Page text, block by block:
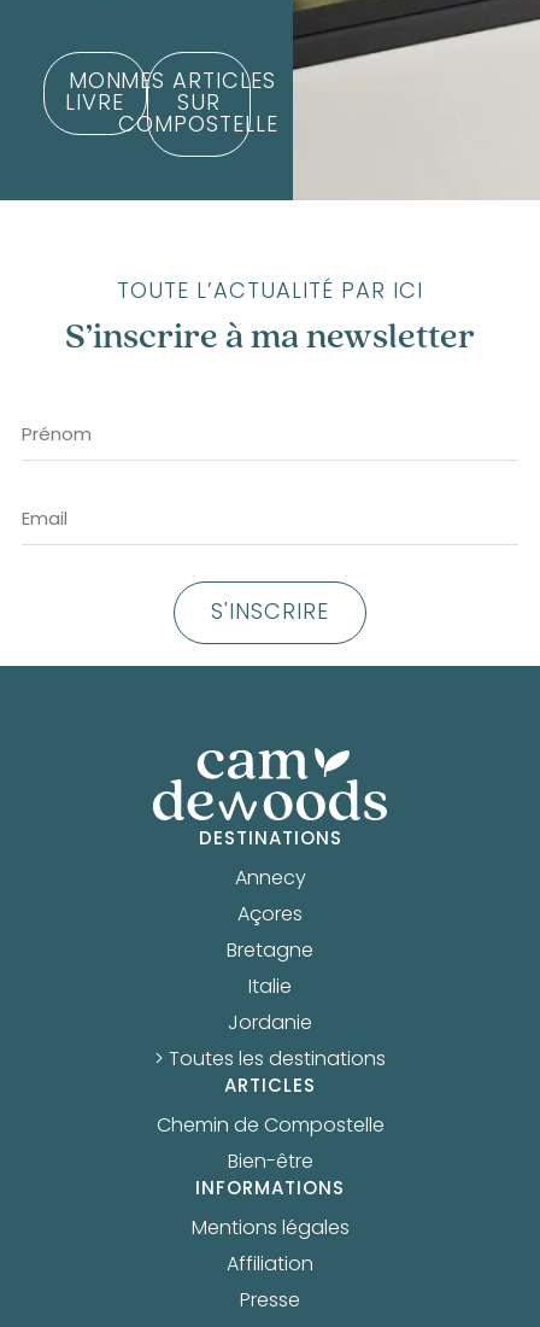
MON
LIVRE
MES ARTICLES
SUR
COMPOSTELLE
TOUTE L’ACTUALITÉ PAR ICI
S’inscrire à ma newsletter
S'INSCRIRE
DESTINATIONS
Annecy
Açores
Bretagne
Italie
Jordanie
> Toutes les destinations
ARTICLES
Chemin de Compostelle
Bien-être
INFORMATIONS
Mentions légales
Affiliation
Presse